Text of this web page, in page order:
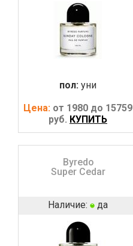
пол: уни
Цена: от 1980 до 15759
руб. КУПИТЬ
Byredo
Super Cedar
Наличие: да